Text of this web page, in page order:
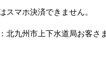
マホ決済できません。
九州市上下水道局お客さ